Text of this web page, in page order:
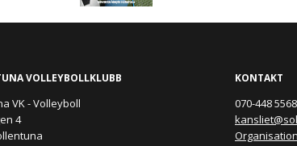
VOLLEYBOLLKLUBB
VK - Volleyboll
4
KONTAKT
070-448